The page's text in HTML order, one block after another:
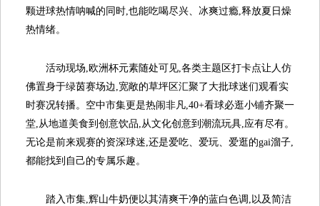
颗进球热情呐喊的同时,也能吃喝尽兴、冰爽过瘾,释放夏日燥
热情绪。
活动现场,欧洲杯元素随处可见,各类主题区打卡点让人仿
佛置身于绿茵赛场边,宽敞的草坪区汇聚了大批球迷们观看实
时赛况转播。空中市集更是热闹非凡,40+看球必逛小铺齐聚一
堂,从地道美食到创意饮品,从文化创意到潮流玩具,应有尽有。
无论是前来观赛的资深球迷,还是爱吃、爱玩、爱逛的gai溜子,
都能找到自己的专属乐趣。
踏入市集,辉山牛奶便以其清爽干净的蓝白色调,以及简洁